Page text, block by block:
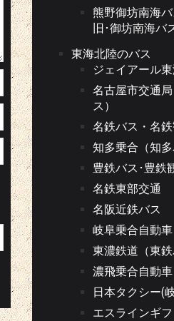
熊野御坊南海バ
旧･御坊南海バ
東海北陸のバス
ジェイアール
名古屋市交通
ス）
名鉄バス・名
知多乗合（知多
豊鉄バス･豊鉄
名鉄東部交通
名阪近鉄バス
岐阜乗合自動車
東濃鉄道（東鉄
濃飛乗合自動車
日本タクシー(
エスラインギフ